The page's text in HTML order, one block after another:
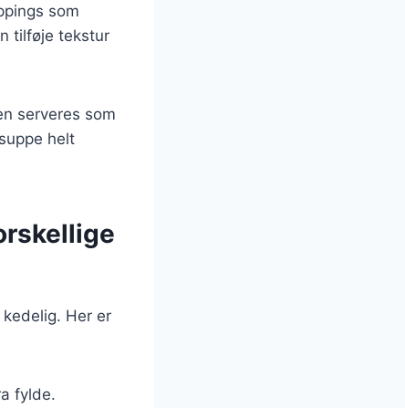
som
tilføje tekstur
serveres som
helt
Her er
fylde.